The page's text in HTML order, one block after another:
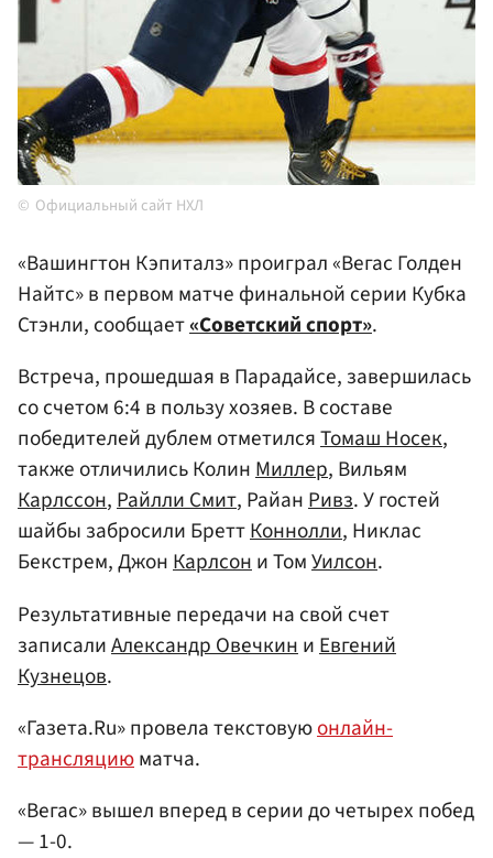
Официальный сайт НХЛ
«Вашингтон Кэпиталз» проиграл «Вегас Голден
Найтс» в первом матче финальной серии Кубка
Стэнли, сообщает«Советский спорт».
Встреча, прошедшая в Парадайсе, завершилась
со счетом 6:4 в пользу хозяев. В составе
победителей дублем отметилсяТомаш Носек,
также отличились КолинМиллер, Вильям
Карлссон,Райлли Смит, РайанРивз. У гостей
шайбы забросили БреттКоннолли, Никлас
Бекстрем, ДжонКарлсони ТомУилсон.
Результативные передачи на свой счет
записалиАлександр Овечкин и Евгений
Кузнецов.
«Газета.Ru» провела текстовуюонлайн-
трансляциюматча.
«Вегас» вышел вперед в серии до четырех побед
— 1-0.